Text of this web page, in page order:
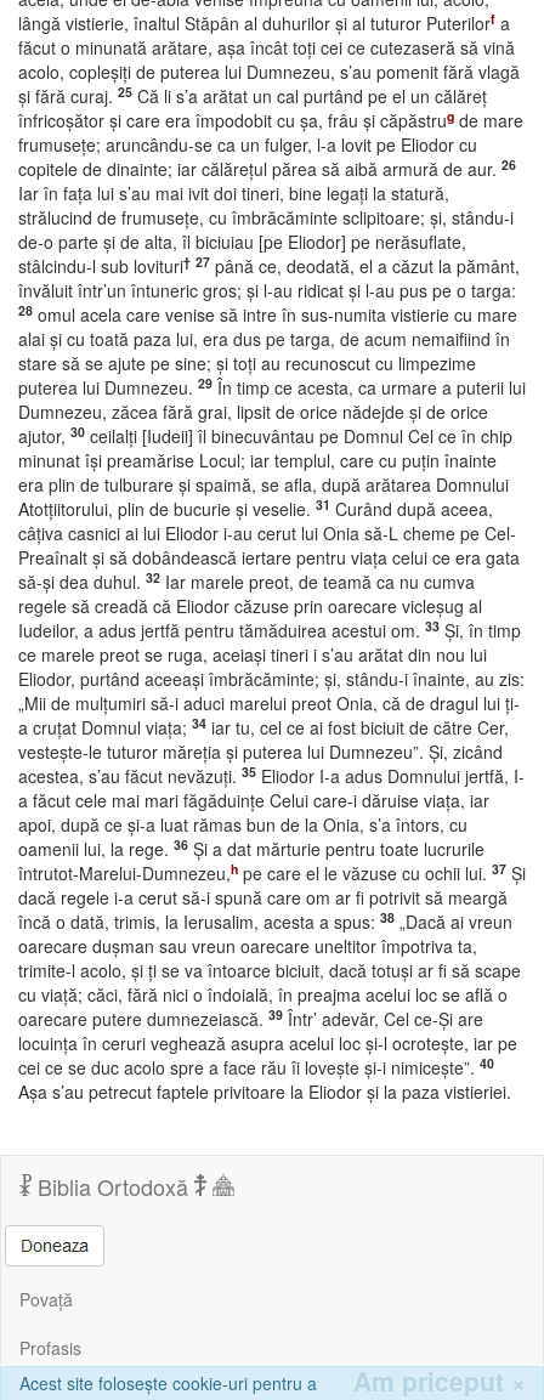
lângă vistierie, înaltul Stăpân al duhurilor şi al tuturor Puterilorf a
făcut o minunată arătare, aşa încât toţi cei ce cutezaseră să vină
acolo, copleşiţi de puterea lui Dumnezeu, s’au pomenit fără vlagă
şi fără curaj. 25 Că li s’a arătat un cal purtând pe el un călăreţ
înfricoşător şi care era împodobit cu şa, frâu şi căpăstrug de mare
frumuseţe; aruncându-se ca un fulger, l-a lovit pe Eliodor cu
copitele de dinainte; iar călăreţul părea să aibă armură de aur. 26
Iar în faţa lui s’au mai ivit doi tineri, bine legaţi la statură,
strălucind de frumuseţe, cu îmbrăcăminte sclipitoare; şi, stându-i
de-o parte şi de alta, îl biciuiau [pe Eliodor] pe nerăsuflate,
stâlcindu-l sub lovituri† 27 până ce, deodată, el a căzut la pământ,
învăluit într’un întuneric gros; şi l-au ridicat şi l-au pus pe o targa:
28 omul acela care venise să intre în sus-numita vistierie cu mare
alai şi cu toată paza lui, era dus pe targa, de acum nemaifiind în
stare să se ajute pe sine; şi toţi au recunoscut cu limpezime
puterea lui Dumnezeu. 29 În timp ce acesta, ca urmare a puterii lui
Dumnezeu, zăcea fără grai, lipsit de orice nădejde şi de orice
ajutor, 30 ceilalţi [Iudeii] îl binecuvântau pe Domnul Cel ce în chip
minunat îşi preamărise Locul; iar templul, care cu puţin înainte
era plin de tulburare şi spaimă, se afla, după arătarea Domnului
Atotţiitorului, plin de bucurie şi veselie. 31 Curând după aceea,
câţiva casnici ai lui Eliodor i-au cerut lui Onia să-L cheme pe Cel-
Preaînalt şi să dobândească iertare pentru viaţa celui ce era gata
să-şi dea duhul. 32 Iar marele preot, de teamă ca nu cumva
regele să creadă că Eliodor căzuse prin oarecare vicleşug al
Iudeilor, a adus jertfă pentru tămăduirea acestui om. 33 Şi, în timp
ce marele preot se ruga, aceiaşi tineri i s’au arătat din nou lui
Eliodor, purtând aceeaşi îmbrăcăminte; şi, stându-i înainte, au zis:
„Mii de mulţumiri să-i aduci marelui preot Onia, că de dragul lui ţi-
a cruţat Domnul viaţa; 34 iar tu, cel ce ai fost biciuit de către Cer,
vesteşte-le tuturor măreţia şi puterea lui Dumnezeu”. Şi, zicând
acestea, s’au făcut nevăzuţi. 35 Eliodor I-a adus Domnului jertfă, I-
a făcut cele mai mari făgăduinţe Celui care-i dăruise viaţa, iar
apoi, după ce şi-a luat rămas bun de la Onia, s’a întors, cu
oamenii lui, la rege. 36 Şi a dat mărturie pentru toate lucrurile
întrutot-Marelui-Dumnezeu,h pe care el le văzuse cu ochii lui. 37 Şi
dacă regele i-a cerut să-i spună care om ar fi potrivit să meargă
încă o dată, trimis, la Ierusalim, acesta a spus: 38 „Dacă ai vreun
oarecare duşman sau vreun oarecare uneltitor împotriva ta,
trimite-l acolo, şi ţi se va întoarce biciuit, dacă totuşi ar fi să scape
cu viaţă; căci, fără nici o îndoială, în preajma acelui loc se află o
oarecare putere dumnezeiască. 39 Într’ adevăr, Cel ce-Şi are
locuinţa în ceruri veghează asupra acelui loc şi-l ocroteşte, iar pe
cei ce se duc acolo spre a face rău îi loveşte şi-i nimiceşte”. 40
Aşa s’au petrecut faptele privitoare la Eliodor şi la paza vistieriei.
Biblia Ortodoxă
Povață
Profasis
Am priceput ×
Acest site folosește cookie-uri pentru a